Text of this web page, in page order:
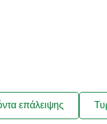
επάλειψης